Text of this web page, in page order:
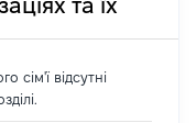
та їх
сім'ї відсутні